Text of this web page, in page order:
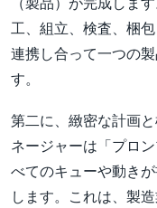
工、組立、検査、梱
連携し合って一つの
す。
第二に、緻密な計画
ネージャーは「プロ
べてのキューや動き
します。これは、製